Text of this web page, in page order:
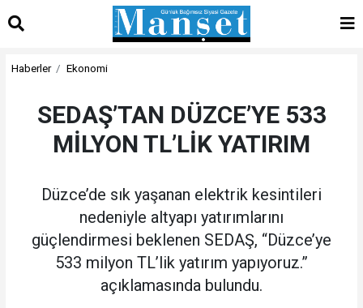
Haberler Ekonomi
SEDAŞ’TAN DÜZCE’YE 533
MİLYON TL’LİK YATIRIM
Düzce’de sık yaşanan elektrik kesintileri
nedeniyle altyapı yatırımlarını
güçlendirmesi beklenen SEDAŞ, “Düzce’ye
533 milyon TL’lik yatırım yapıyoruz.”
açıklamasında bulundu.